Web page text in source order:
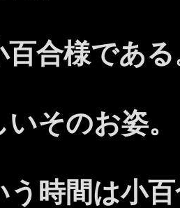
様である
そのお姿。
時間は小